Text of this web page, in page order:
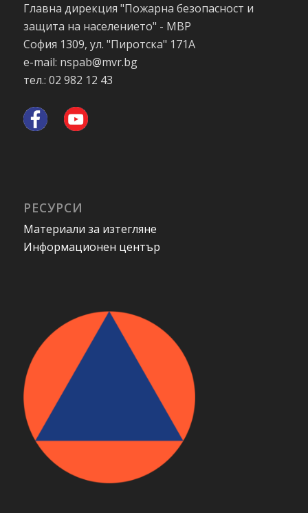
Главна дирекция "Пожарна безопасност и
защита на населението" - МВР
София 1309, ул. "Пиротска" 171А
e-mail: nspab@mvr.bg
тел.: 02 982 12 43
РЕСУРСИ
Материали за изтегляне
Информационен център